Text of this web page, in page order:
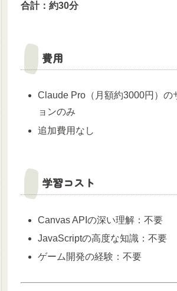
合計：約30分
費用
Claude Pro（月額約3000円）の
ョンのみ
追加費用なし
学習コスト
Canvas APIの深い理解：不要
JavaScriptの高度な知識：不要
ゲーム開発の経験：不要